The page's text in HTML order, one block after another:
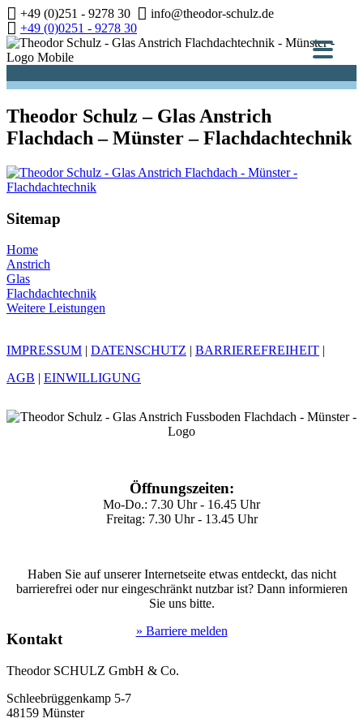
Zum
Inhalt
springen
+49 (0)251 - 9278 30
info@theodor-schulz.de
+49 (0)0251 - 9278 30
Theodor Schulz – Glas Anstrich
Flachdach – Münster – Flachdachtechnik
Sitemap
Home
Anstrich
Glas
Flachdachtechnik
Weitere Leistungen
IMPRESSUM | DATENSCHUTZ | BARRIEREFREIHEIT |
AGB | EINWILLIGUNG
Öffnungszeiten:
Mo-Do.: 7.30 Uhr - 16.45 Uhr
Freitag: 7.30 Uhr - 13.45 Uhr
Haben Sie auf unserer Internetseite etwas entdeckt, das nicht
barrierefrei oder nur eingeschränkt nutzbar ist? Dann informieren
Sie uns bitte.
» Barriere melden
Kontakt
Theodor SCHULZ GmbH & Co.
Schleebrüggenkamp 5-7
48159 Münster